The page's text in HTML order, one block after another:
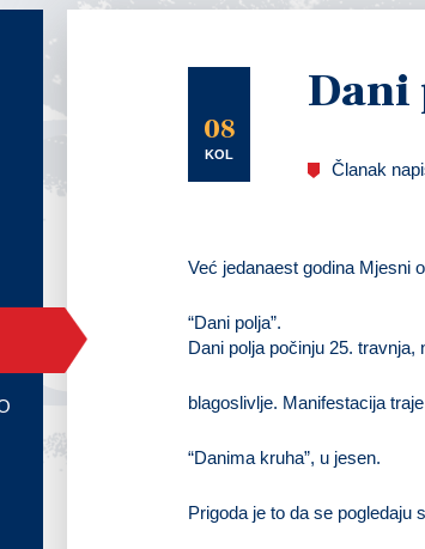
08
KOL
Dani
Članak
Već jedanaest godina Mjesni
“Dani polja”.
Dani polja počinju 25.
blagoslivlje. Manifestacija
“Danima kruha”, u jesen.
Prigoda je to da se pogledaju